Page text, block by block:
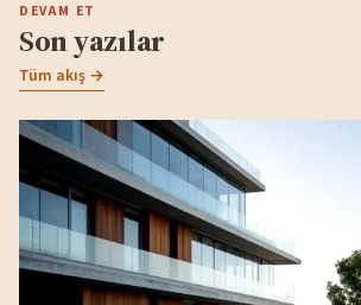
DEVAM ET
Son yazılar
Tüm akış →